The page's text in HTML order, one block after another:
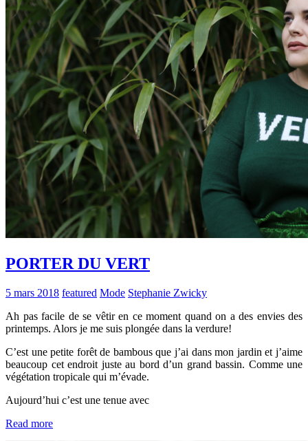
PORTER DU VERT
5 mars 2018 featured Mode Stephanie Zwicky
Ah pas facile de se vêtir en ce moment quand on a des envies des
printemps. Alors je me suis plongée dans la verdure!
C’est une petite forêt de bambous que j’ai dans mon jardin et j’aime
beaucoup cet endroit juste au bord d’un grand bassin. Comme une
végétation tropicale qui m’évade.
Aujourd’hui c’est une tenue avec
Read more